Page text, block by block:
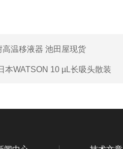
温移液器 池田屋现货
本WATSON 10 µL长吸头散装